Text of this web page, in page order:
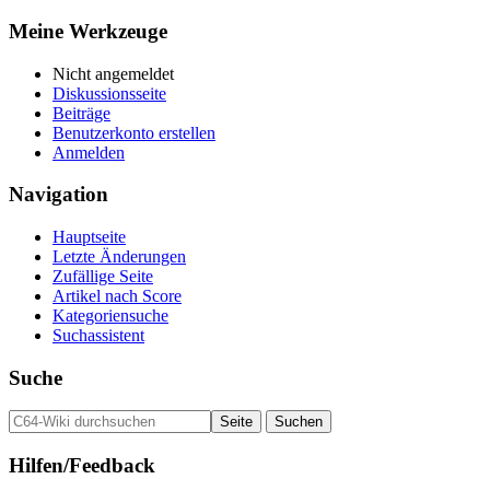
Meine Werkzeuge
Nicht angemeldet
Diskussionsseite
Beiträge
Benutzerkonto erstellen
Anmelden
Navigation
Hauptseite
Letzte Änderungen
Zufällige Seite
Artikel nach Score
Kategoriensuche
Suchassistent
Suche
Hilfen/Feedback